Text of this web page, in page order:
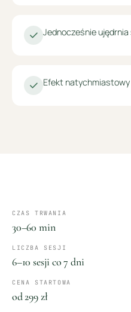
Jednocześnie ujędrnia
Efekt
CZAS TRWANIA
30–60 min
LICZBA SESJI
6–10 sesji co 7 dni
CENA STARTOWA
od 299 zł